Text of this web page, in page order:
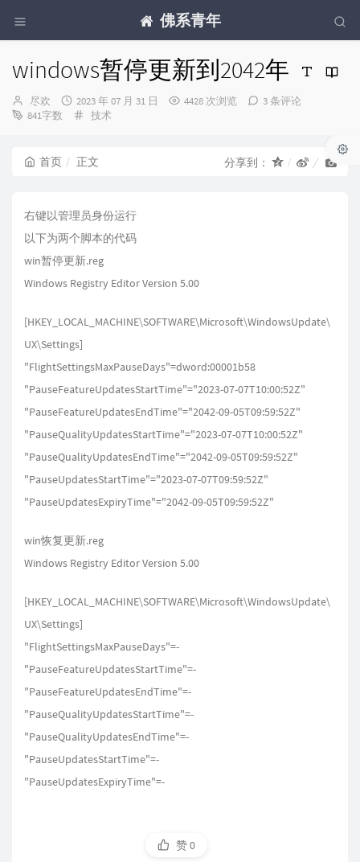
佛系青年
windows暂停更新到2042年
博
主：
尽欢
发
布
2023 年 07 月 31 日 4428 次浏览
3 条评论
841字数
分
技术
首页 正文 分享到：
右键以管理员身份运行
以下为两个脚本的代码
win暂停更新.reg
Windows Registry Editor Version 5.00
[HKEY_LOCAL_MACHINE\SOFTWARE\Microsoft\WindowsUpdate\
UX\Settings]
"FlightSettingsMaxPauseDays"=dword:00001b58
"PauseFeatureUpdatesStartTime"="2023-07-07T10:00:52Z"
"PauseFeatureUpdatesEndTime"="2042-09-05T09:59:52Z"
"PauseQualityUpdatesStartTime"="2023-07-07T10:00:52Z"
"PauseQualityUpdatesEndTime"="2042-09-05T09:59:52Z"
"PauseUpdatesStartTime"="2023-07-07T09:59:52Z"
"PauseUpdatesExpiryTime"="2042-09-05T09:59:52Z"
win恢复更新.reg
Windows Registry Editor Version 5.00
[HKEY_LOCAL_MACHINE\SOFTWARE\Microsoft\WindowsUpdate\
UX\Settings]
"FlightSettingsMaxPauseDays"=-
"PauseFeatureUpdatesStartTime"=-
"PauseFeatureUpdatesEndTime"=-
"PauseQualityUpdatesStartTime"=-
"PauseQualityUpdatesEndTime"=-
"PauseUpdatesStartTime"=-
"PauseUpdatesExpiryTime"=-
赞0